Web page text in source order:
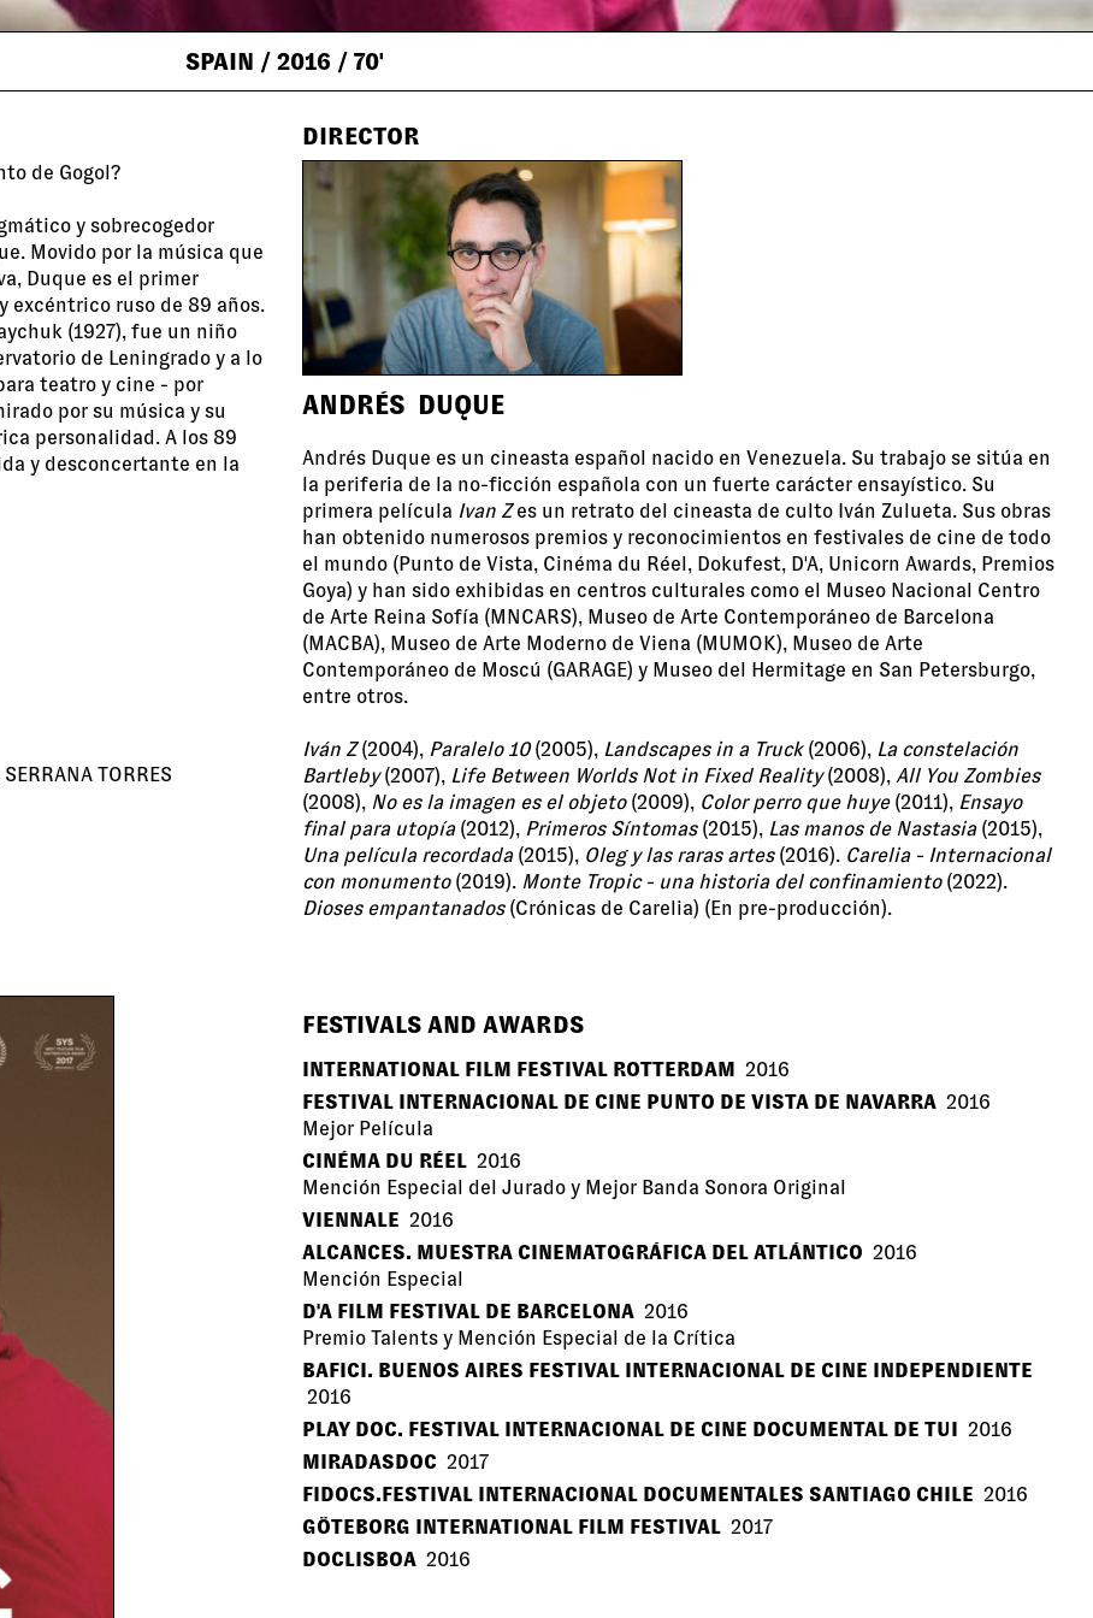
SPAIN / 2016 / 70'
de Gogol?
y sobrecogedor
Movido por la música que
Duque es el primer
excéntrico ruso de 89 años.
(1927), fue un niño
de Leningrado y a lo
teatro y cine - por
por su música y su
personalidad. A los 89
y desconcertante en la
TORRES
DIRECTOR
ANDRÉS DUQUE
Andrés Duque es un cineasta español nacido en Venezuela. Su trabajo se sitúa en
la periferia de la no-ficción española con un fuerte carácter ensayístico. Su
primera película Ivan Zes un retrato del cineasta de culto Iván Zulueta. Sus obras
han obtenido numerosos premios y reconocimientos en festivales de cine de todo
el mundo (Punto de Vista, Cinéma du Réel, Dokufest, D'A, Unicorn Awards, Premios
Goya) y han sido exhibidas en centros culturales como el Museo Nacional Centro
de Arte Reina Sofía (MNCARS), Museo de Arte Contemporáneo de Barcelona
(MACBA), Museo de Arte Moderno de Viena (MUMOK), Museo de Arte
Contemporáneo de Moscú (GARAGE) y Museo del Hermitage en San Petersburgo,
entre otros.
Iván Z(2004), Paralelo 10(2005), Landscapes in a Truck(2006), La constelación
Bartleby(2007), Life Between Worlds Not in Fixed Reality(2008), All You Zombies
(2008), No es la imagen es el objeto (2009), Color perro que huye(2011), Ensayo
final para utopía(2012), Primeros Síntomas(2015), Las manos de Nastasia(2015),
Una película recordada(2015), Oleg y las raras artes(2016). Carelia - Internacional
con monumento(2019). Monte Tropic - una historia del confinamiento(2022).
Dioses empantanados(Crónicas de Carelia) (En pre-producción).
FESTIVALS AND AWARDS
INTERNATIONAL FILM FESTIVAL ROTTERDAM 2016
FESTIVAL INTERNACIONAL DE CINE PUNTO DE VISTA DE NAVARRA 2016
Mejor Película
CINÉMA DU RÉEL 2016
Mención Especial del Jurado y Mejor Banda Sonora Original
VIENNALE 2016
ALCANCES. MUESTRA CINEMATOGRÁFICA DEL ATLÁNTICO 2016
Mención Especial
D'A FILM FESTIVAL DE BARCELONA 2016
Premio Talents y Mención Especial de la Crítica
BAFICI. BUENOS AIRES FESTIVAL INTERNACIONAL DE CINE INDEPENDIENTE
2016
PLAY DOC. FESTIVAL INTERNACIONAL DE CINE DOCUMENTAL DE TUI 2016
MIRADASDOC 2017
FIDOCS.FESTIVAL INTERNACIONAL DOCUMENTALES SANTIAGO CHILE 2016
GÖTEBORG INTERNATIONAL FILM FESTIVAL 2017
DOCLISBOA 2016